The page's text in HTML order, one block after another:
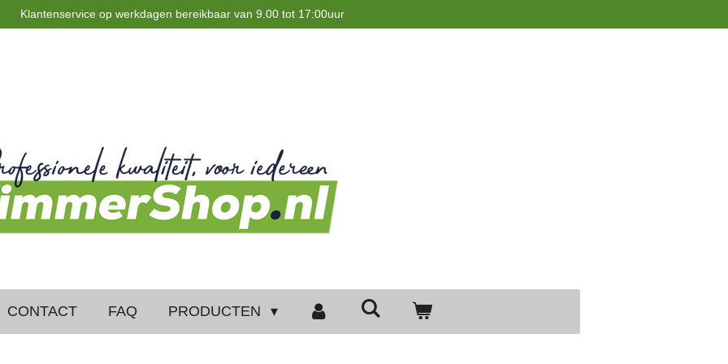
Klantenservice op werkdagen bereikbaar van 9.00 tot 17:00uur
CONTACT FAQ PRODUCTEN